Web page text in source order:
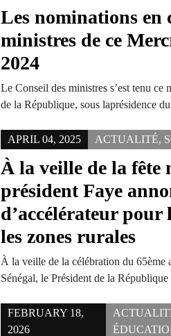
Les nominations en
ministres de ce
2024
Le Conseil des ministres s’est tenu
de la République, sous laprésidence
APRIL 04, 2025 ACTUALITÉ,
À la veille de la fête
président Faye
d’accélérateur pour
les zones rurales
À la veille de la célébration du 65ème
Sénégal, le Président de la
FEBRUARY 18,
2026